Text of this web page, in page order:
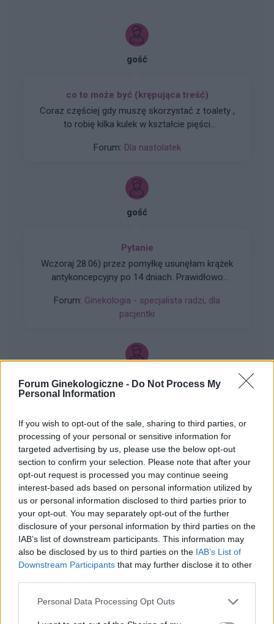
Forum Ginekologiczne - Do Not Process My
Personal Information
If you wish to opt-out of the sale, sharing to third parties, or
processing of your personal or sensitive information for
targeted advertising by us, please use the below opt-out
section to confirm your selection. Please note that after your
opt-out request is processed you may continue seeing
interest-based ads based on personal information utilized by
us or personal information disclosed to third parties prior to
your opt-out. You may separately opt-out of the further
disclosure of your personal information by third parties on the
IAB’s list of downstream participants. This information may
also be disclosed by us to third parties on the IAB’s List of
Downstream Participants that may further disclose it to other
Personal Data Processing Opt Outs
gość
co to może być (krępująca treść)
Coraz częściej gdy muszę skorzystać z toalety ,
to robię kilka kulek w kształcie pięści
do odbytu. Ból jest dosyć intensywny, kąpiel lub
około 2 miesięcy. Co w takiej sytuacji może
pomóc. ?
Forum: Dla nastolatek
gość
Pytanie
Wczoraj 28.06) przez pomyłkę usunęłam krążek
antykoncepcyjny po 14 dniach. Prawidłowo
wczoraj. Pomyliłam się. wczoraj odbyłam
stosunek z mężem. Kupiłam w Turcji
mam kolejnego krążka. do polski wrócę dopiero
w sobotę. powinnam zrobić teraz 7 dni przerwy i
to będzie ok?
Forum: Ginekologia - specjalista radzi, dla
pacjentki
olok
Cześć, 18.06.2026. Miałam stosunek z
partnerem bez zabezpieczenia. Po 10h wzięłam
tabletkę Ellaone. Pierwszy dzień ostatniej
miesiączki to 25/26 maja. Zwykle mam okres
5dni. Cykl 28 dni. Za 2 dni powinnam dostać
okres. Aplikacja pokazuje że stosunek był w dni
niepłodne. Czy jest spora szansa na ciążę,
bardzo się stresuje
Forum:Ginekologia - specjalista radzi, dla
pacjentki
gość
Co to może być/2 . (Treść krępująca)
Witam. Przychodzę z takim już ostatnim